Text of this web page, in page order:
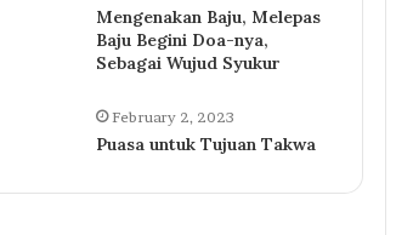
Mengenakan Baju, Melepas
Baju Begini Doa-nya,
Sebagai Wujud Syukur
February 2, 2023
Puasa untuk Tujuan Takwa